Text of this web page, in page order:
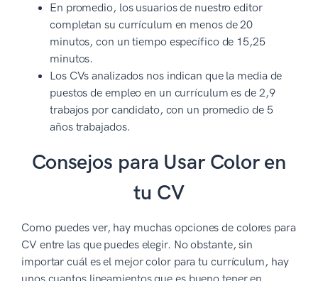
En promedio, los usuarios de nuestro editor
completan su currículum en menos de 20
minutos, con un tiempo específico de 15,25
minutos.
Los CVs analizados nos indican que la media de
puestos de empleo en un currículum es de 2,9
trabajos por candidato, con un promedio de 5
años trabajados.
Consejos para Usar Color en
tu CV
Como puedes ver, hay muchas opciones de colores para
CV entre las que puedes elegir. No obstante, sin
importar cuál es el mejor color para tu currículum, hay